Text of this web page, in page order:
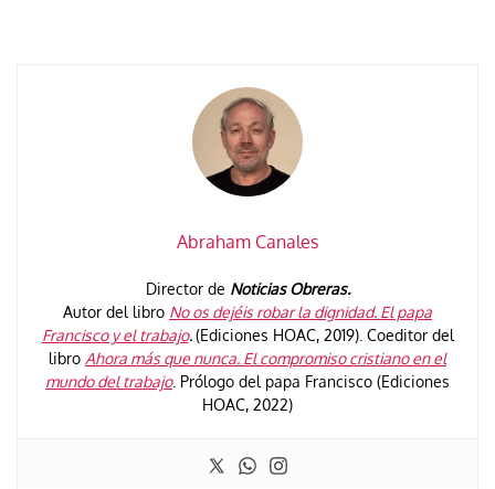
Abraham Canales
Director de Noticias Obreras.
Autor del libro No os dejéis robar la dignidad. El papa
Francisco y el trabajo.(Ediciones HOAC, 2019). Coeditor del
libro Ahora más que nunca. El compromiso cristiano en el
mundo del trabajo. Prólogo del papa Francisco (Ediciones
HOAC, 2022)